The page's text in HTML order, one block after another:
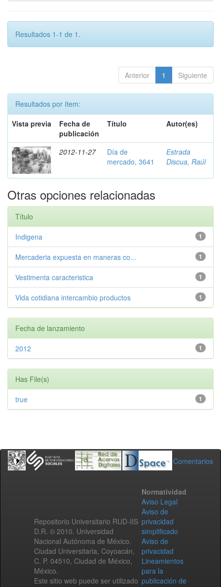
Resultados 1-1 de 1.
Anterior 1 Siguiente
Resultados por ítem:
Vista previa
Fecha de
publicación
Título Autor(es)
2012-11-27
Día de
mercado, 3641
Estrada
Discua, Raúl
Otras opciones relacionadas
Título
1
Indigena
1
Mercaderia expuesta en maneras co...
1
Vestimenta caracteristica
1
Vida cotidiana intercambio productos
Fecha de lanzamiento
1
2012
Has File(s)
1
true
Comentarios
Repositorio Universitario RUD-IIS
D.R. © 2010. Universidad
Nacional Autónoma de México.
Ciudad Universitaria, Coyoacán,
C. P. 04510, Ciudad de México,
México.
Este sitio web puede ser utilizado
Normatividad
Aviso Legal
Aviso de
privacidad
simplificado
Aviso de
privacidad
Lineamientos
para la
publicación de